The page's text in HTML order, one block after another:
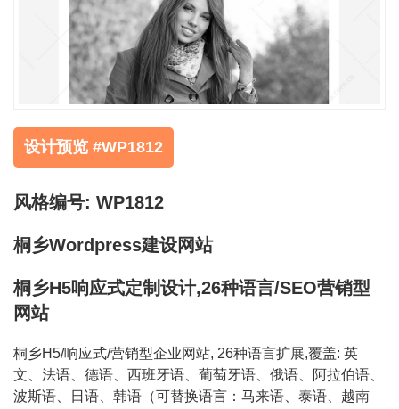
设计预览 #WP1812
风格编号: WP1812
桐乡Wordpress建设网站
桐乡H5响应式定制设计,26种语言/SEO营销型
网站
桐乡H5/响应式/营销型企业网站, 26种语言扩展,覆盖: 英
文、法语、德语、西班牙语、葡萄牙语、俄语、阿拉伯语、
波斯语、日语、韩语（可替换语言：马来语、泰语、越南